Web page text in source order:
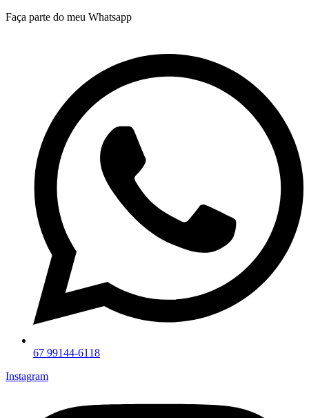
Ir
Faça parte do meu Whatsapp
67 99144-6118
Instagram